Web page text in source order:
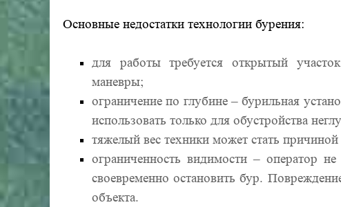
Основные недостатки технологии бурения:
для работы требуется открытый
маневры;
ограничение по глубине – бурильная
использовать только для обустройства
тяжелый вес техники может стать
ограниченность видимости – оператор
своевременно остановить бур.
объекта.